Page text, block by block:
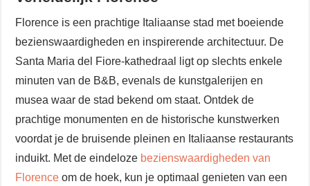
Florence is een prachtige Italiaanse stad met boeiende
bezienswaardigheden en inspirerende architectuur. De
Santa Maria del Fiore-kathedraal ligt op slechts enkele
minuten van de B&B, evenals de kunstgalerijen en
musea waar de stad bekend om staat. Ontdek de
prachtige monumenten en de historische kunstwerken
voordat je de bruisende pleinen en Italiaanse restaurants
induikt. Met de eindeloze bezienswaardigheden van
Florence om de hoek, kun je optimaal genieten van een